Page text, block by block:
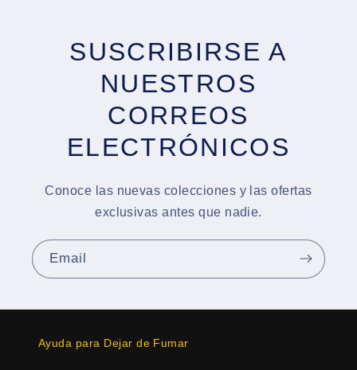
SUSCRIBIRSE A
NUESTROS
CORREOS
ELECTRÓNICOS
Conoce las nuevas colecciones y las ofertas
exclusivas antes que nadie.
Email
Ayuda para Dejar de Fumar